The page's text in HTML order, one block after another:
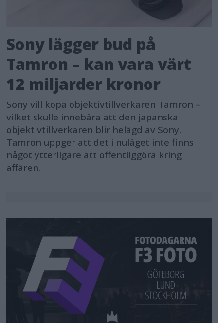
Sony lägger bud på
Tamron – kan vara värt
12 miljarder kronor
Sony vill köpa objektivtillverkaren Tamron –
vilket skulle innebära att den japanska
objektivtillverkaren blir helägd av Sony.
Tamron uppger att det i nuläget inte finns
något ytterligare att offentliggöra kring
affären.